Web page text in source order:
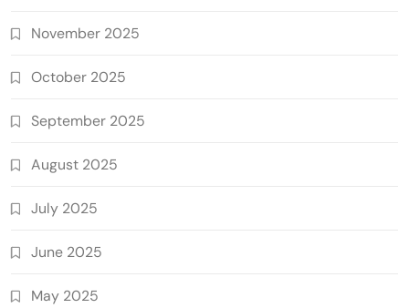
November 2025
October 2025
September 2025
August 2025
July 2025
June 2025
May 2025